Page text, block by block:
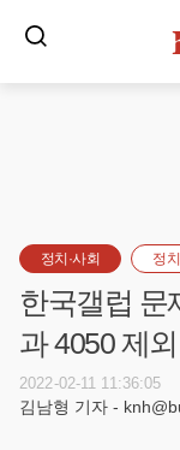
정치·사회 정치
한국갤럽 문
과 4050 제
2022-02-11 11:36:05
김남형 기자 -